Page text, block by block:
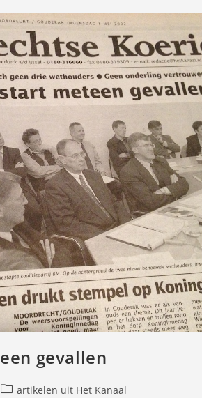
gevallen
Berichtcategorie:
artikelen uit Het Kanaal